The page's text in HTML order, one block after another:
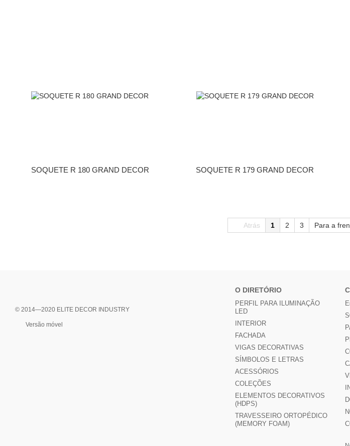
SOQUETE R 180 GRAND DECOR SOQUETE R 179 GRAND DECOR
Atrás 1 2 3 Para a
© 2014—2020 ELITE DECOR INDUSTRY
Versão móvel
O DIRETÓRIO
PERFIL PARA ILUMINAÇÃO
LED
INTERIOR
FACHADA
VIGAS DECORATIVAS
SÍMBOLOS E LETRAS
ACESSÓRIOS
COLEÇÕES
ELEMENTOS DECORATIVOS
(HDPS)
TRAVESSEIRO ORTOPÉDICO
(MEMORY FOAM)